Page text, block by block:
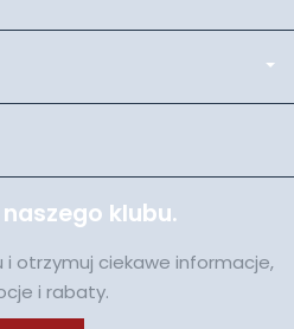
klubu.
i otrzymuj ciekawe informacje,
i rabaty.